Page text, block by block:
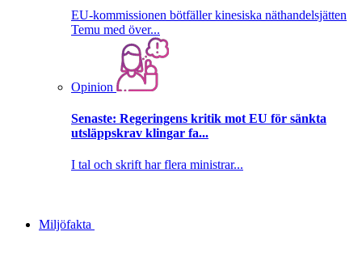
EU-kommissionen bötfäller kinesiska näthandelsjätten
Temu med över...
Opinion
Senaste: Regeringens kritik mot EU för sänkta
utsläppskrav klingar fa...
I tal och skrift har flera ministrar...
Miljöfakta